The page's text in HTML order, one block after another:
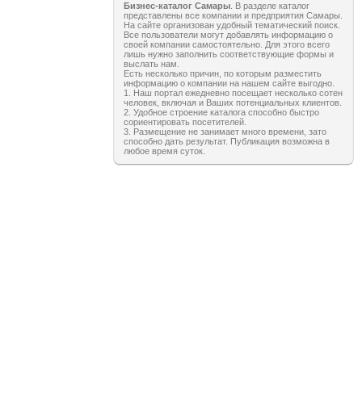
Бизнес-каталог Самары . В разделе каталог
представлены все компании и предприятия Самары.
На сайте организован удобный тематический поиск.
Все пользователи могут добавлять информацию о
своей компании самостоятельно. Для этого всего
лишь нужно заполнить соответствующие формы и
выслать нам.
Есть несколько причин, по которым разместить
информацию о компании на нашем сайте выгодно.
1. Наш портал ежедневно посещает несколько сотен
человек, включая и Ваших потенциальных клиентов.
2. Удобное строение каталога способно быстро
сориентировать посетителей.
3. Размещение не занимает много времени, зато
способно дать результат. Публикация возможна в
любое время суток.